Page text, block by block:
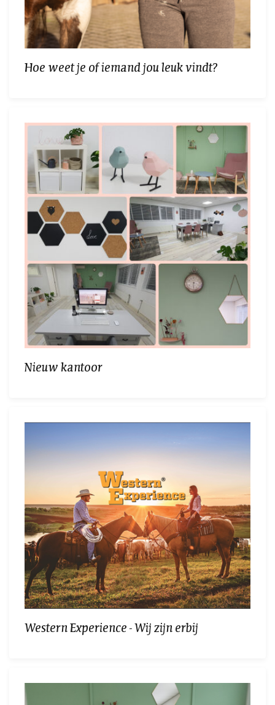
Hoe weet je of iemand jou leuk vindt?
Nieuw kantoor
Western Experience - Wij zijn erbij